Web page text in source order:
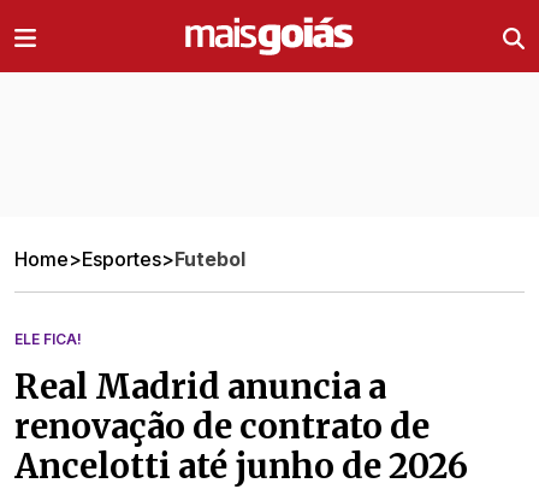
Home>Esportes>Futebol
ELE FICA!
Real Madrid anuncia a
renovação de contrato de
Ancelotti até junho de 2026